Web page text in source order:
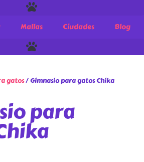
Mallas Ciudades Blog
gatos/ Gimnasio para gatos Chika
para